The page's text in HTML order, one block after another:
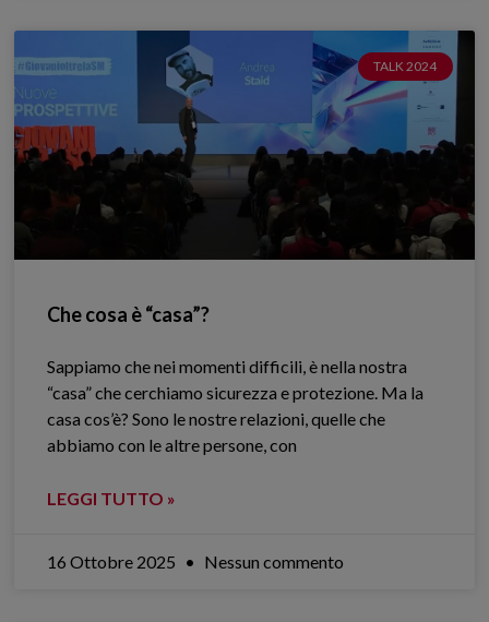
TALK 2024
Che cosa è “casa”?
Sappiamo che nei momenti difficili, è nella nostra
“casa” che cerchiamo sicurezza e protezione. Ma la
casa cos’è? Sono le nostre relazioni, quelle che
abbiamo con le altre persone, con
LEGGI TUTTO »
16 Ottobre 2025 Nessun commento